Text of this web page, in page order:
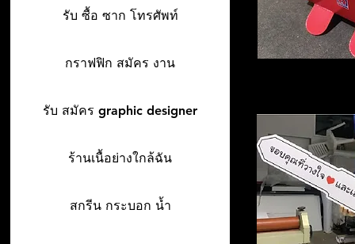
รับ ซื้อ ซาก โทรศัพท์
กราฟฟิก สมัคร งาน
รับ สมัคร graphic designer
ร้านเนื้อย่างใกล้ฉัน
สกรีน กระบอก น้ำ